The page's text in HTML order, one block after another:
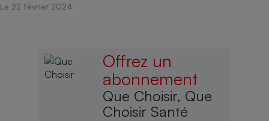
Le 22 février 2024
Offrez un
abonnement
Que Choisir, Que
Choisir Santé